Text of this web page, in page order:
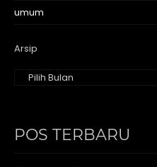
umum
Arsip
POS TERBARU